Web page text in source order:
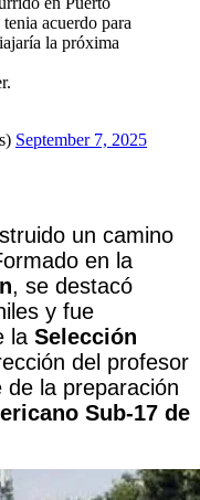
acuerdo para
la próxima
September 7, 2025
un camino
en la
, se destacó
y fue
la Selección
del profesor
de la preparación
Sub-17 de